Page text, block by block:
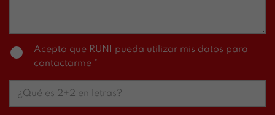
Acepto que RUNI pueda utilizar mis datos para
contactarme *